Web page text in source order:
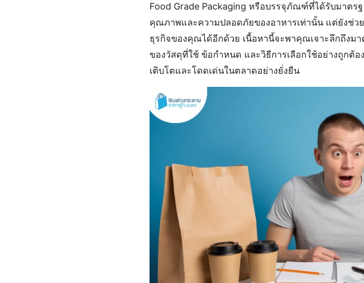
Food Grade Packaging หรือบรรจุภัณฑ์ที่ได้รับมาตร
คุณภาพและความปลอดภัยของอาหารเท่านั้น แต่ยังช่ว
ธุรกิจของคุณได้อีกด้วย เนื้อหานี้จะพาคุณเจาะลึกถึงมา
ของวัสดุที่ใช้ ข้อกำหนด และวิธีการเลือกใช้อย่างถูกต้
เติบโตและโดดเด่นในตลาดอย่างยั่งยืน